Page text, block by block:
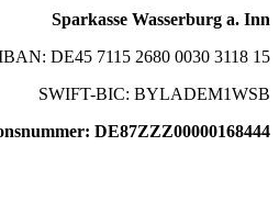
Sparkasse Wasserburg a. Inn
DE45 7115 2680 0030 3118 15
SWIFT-BIC: BYLADEM1WSB
DE87ZZZ00000168444